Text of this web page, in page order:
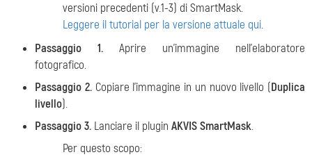
versioni precedenti (v.1-3) di SmartMask.
Leggere il tutorial per la versione attuale qui.
Passaggio 1. Aprire un’immagine nell'elaboratore
fotografico.
Passaggio 2.Copiare l’immagine in un nuovo livello (Duplica
livello).
Passaggio 3. Lanciare il plugin AKVIS SmartMask.
Per questo scopo: